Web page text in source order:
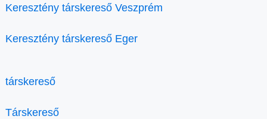
Keresztény társkereső Veszprém
Keresztény társkereső Eger
társkereső
Társkereső